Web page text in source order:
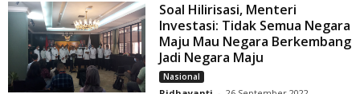
Soal Hilirisasi, Menteri
Investasi: Tidak Semua Negara
Maju Mau Negara Berkembang
Jadi Negara Maju
Nasional